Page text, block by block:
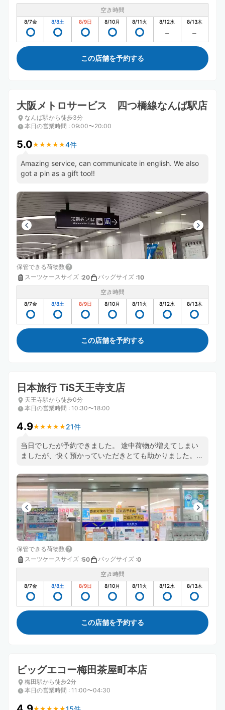
空き時間
8/7金 8/8土 8/9日 8/10月 8/11火 8/12水 8/13木
この店舗を予約する
大阪メトロサービス 四つ橋線なんば駅店
なんば駅から徒歩3分
本日の営業時間 : 09:00〜20:00
5.0★ ★ ★ ★ ★
★ ★ ★ ★ ★4件
Amazing service, can communicate in english. We also
got a pin as a gift too!!
保管できる荷物数
スーツケースサイズ :20 バッグサイズ :10
空き時間
8/7金 8/8土 8/9日 8/10月 8/11火 8/12水 8/13木
この店舗を予約する
日本旅行 TiS天王寺支店
天王寺駅から徒歩0分
本日の営業時間 : 10:30〜18:00
4.9★ ★ ★ ★ ★
★ ★ ★ ★ ★ 21件
当日でしたが予約できました。 途中荷物が増えてしまい
ましたが、快く預かっていただきとても助かりました。
た。 またお願いします。
保管できる荷物数
スーツケースサイズ :50 バッグサイズ :0
空き時間
8/7金 8/8土 8/9日 8/10月 8/11火 8/12水 8/13木
この店舗を予約する
ビッグエコー梅田茶屋町本店
梅田駅から徒歩2分
本日の営業時間 : 11:00〜04:30